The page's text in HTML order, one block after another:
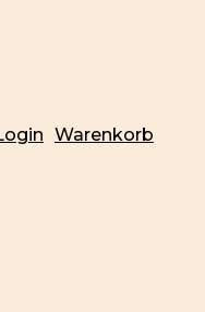
Warenkorb